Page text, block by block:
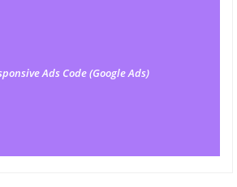
Ads Code (Google Ads)